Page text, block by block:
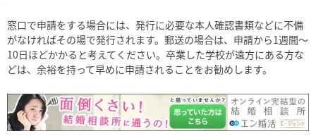
窓口で申請をする場合には、発行に必要な本人確認書類などに不備
がなければその場で発行されます。郵送の場合は、申請から1週間～
10日ほどかかると考えてください。卒業した学校が遠方にある方な
どは、余裕を持って早めに申請されることをお勧めします。